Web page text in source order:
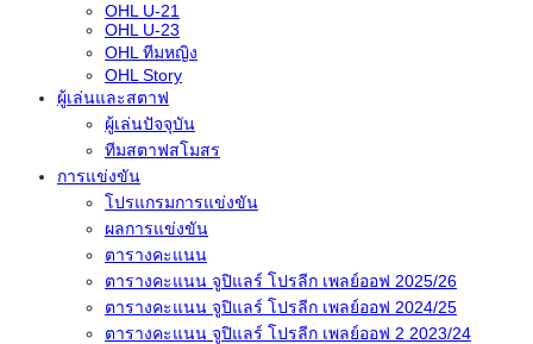
OHL U-21
OHL U-23
OHL ทีมหญิง
OHL Story
ผู้เล่นและสตาฟ
ผู้เล่นปัจจุบัน
ทีมสตาฟสโมสร
การแข่งขัน
โปรแกรมการแข่งขัน
ผลการแข่งขัน
ตารางคะแนน
ตารางคะแนน จูปิแลร์ โปรลีก เพลย์ออฟ 2025/26
ตารางคะแนน จูปิแลร์ โปรลีก เพลย์ออฟ 2024/25
ตารางคะแนน จูปิแลร์ โปรลีก เพลย์ออฟ 2 2023/24